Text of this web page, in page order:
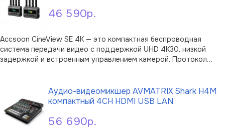
46 590р.
Accsoon CineView SE 4K — это компактная беспроводная
система передачи видео с поддержкой UHD 4K30, низкой
задержкой и встроенным управлением камерой. Протокол
условиях с высоким уровнем поме …
56 690р.
Аудио-видеомикшер AVMATRIX Shark H4M
компактный 4CH HDMI USB LAN